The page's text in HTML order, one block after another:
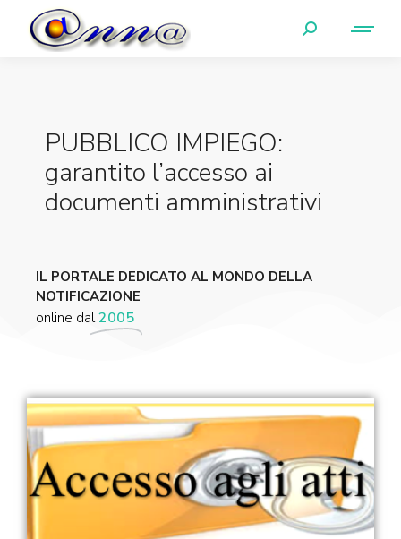
PUBBLICO IMPIEGO:
garantito l’accesso ai
documenti amministrativi
IL PORTALE DEDICATO AL MONDO DELLA
NOTIFICAZIONE
online dal2005